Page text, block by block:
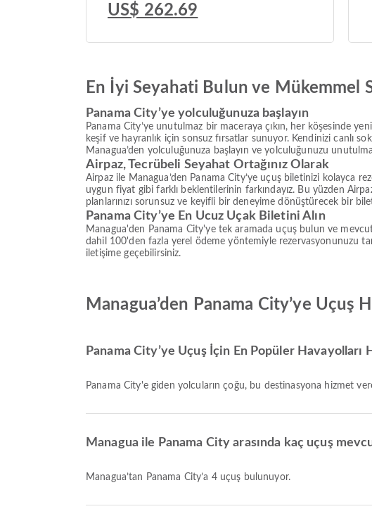
US$ 262.69
En İyi Seyahati Bulun ve Mükemmel
Panama City’ye yolculuğunuza başlayın
Panama City’ye unutulmaz bir maceraya çıkın, her köşesinde
keşif ve hayranlık için sonsuz fırsatlar sunuyor. Kendinizi canlı
Managua’den yolculuğunuza başlayın ve yolculuğunuzu
Airpaz, Tecrübeli Seyahat Ortağınız Olarak
Airpaz ile Managua’den Panama City’ye uçuş biletinizi kolayca
uygun fiyat gibi farklı beklentilerinin farkındayız. Bu yüzden
planlarınızı sorunsuz ve keyifli bir deneyime dönüştürecek bir
Panama City’ye En Ucuz Uçak Biletini Alın
Managua'den Panama City'ye tek aramada uçuş bulun ve
dahil 100'den fazla yerel ödeme yöntemiyle rezervasyonunuzu
iletişime geçebilirsiniz.
Managua’den Panama City’ye Uçuş
Panama City’ye Uçuş İçin En Popüler Havayolları
Panama City'e giden yolcuların çoğu, bu destinasyona hizmet
Managua ile Panama City arasında kaç uçuş
Managua’tan Panama City’a 4 uçuş bulunuyor.